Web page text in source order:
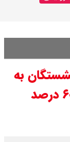
به
عارف نامه نوشت/ مستمری‌ها ۶۰ درصد